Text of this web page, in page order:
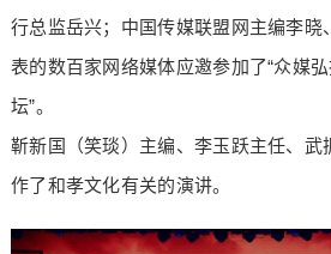
行总监岳兴；中国传媒联盟网主编李晓
表的数百家网络媒体应邀参加了“众媒
坛”。
靳新国（笑琰）主编、李玉跃主任、武
作了和孝文化有关的演讲。